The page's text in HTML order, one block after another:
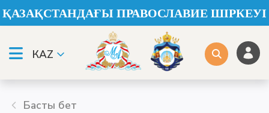
ҚАЗАҚСТАНДАҒЫ ПРАВОСЛАВИЕ ШІРКЕУІ
КАZ
Басты бет